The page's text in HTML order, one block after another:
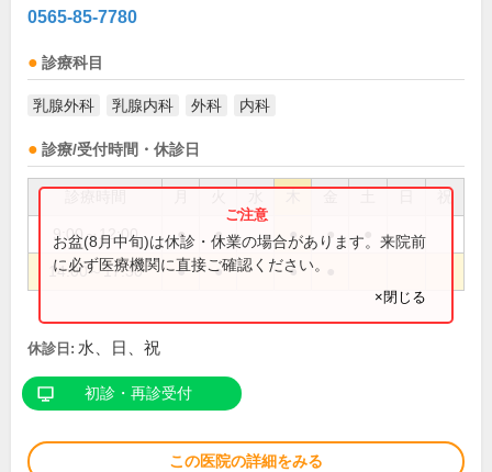
0565-85-7780
診療科目
乳腺外科 乳腺内科 外科 内科
診療/受付時間・休診日
祝
9:00～12:00 ● ● ● ●
14:00～17:30 ● ● ●
お盆(8月中旬)は休診・休業の場合があります。来院前
に必ず医療機関に直接ご確認ください。
×閉じる
休診日: 水、日、祝
初診・再診受付
この医院の詳細をみる